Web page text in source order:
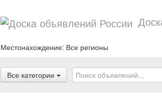
Местонахождение: Все регионы
Все категории